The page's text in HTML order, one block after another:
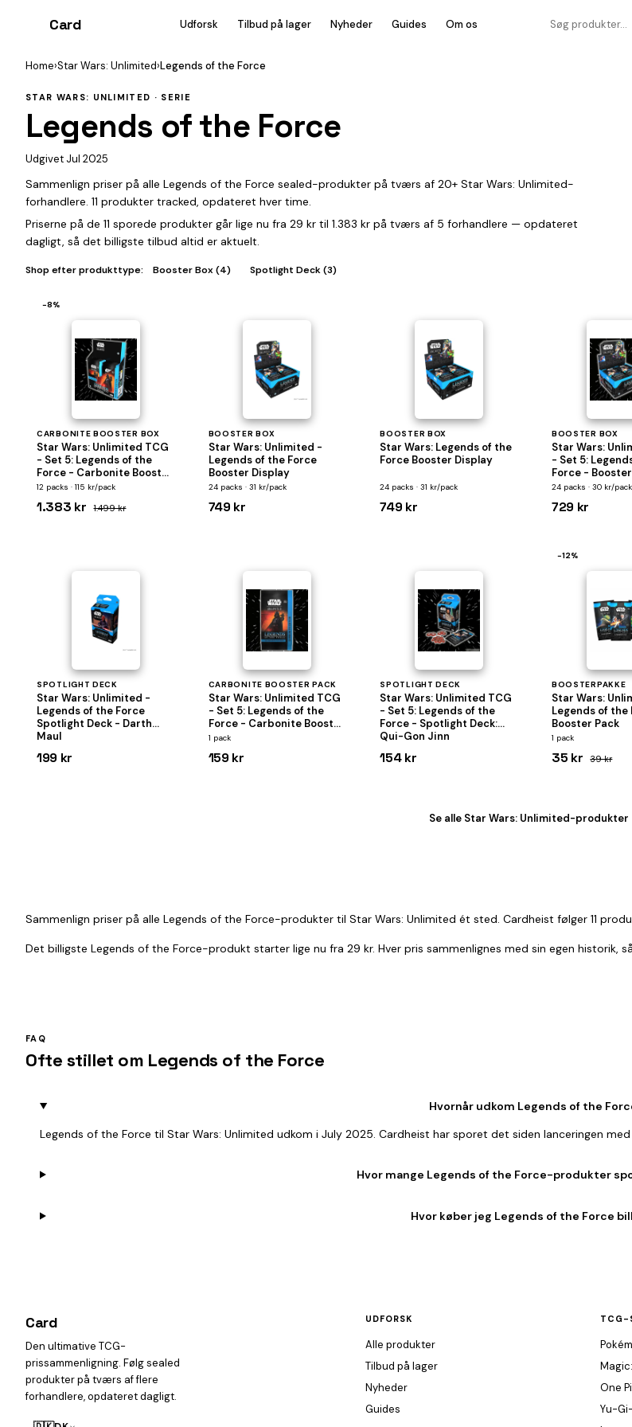
Card Udforsk Tilbud på lager Nyheder Guides Om os
Home›Star Wars: Unlimited›Legends of the Force
STAR WARS: UNLIMITED · SERIE
Legends of the Force
Udgivet Jul 2025
Sammenlign priser på alle Legends of the Force sealed-produkter på tværs af 20+ Star Wars: Unlimited-
forhandlere. 11 produkter tracked, opdateret hver time.
Priserne på de 11 sporede produkter går lige nu fra 29 kr til 1.383 kr på tværs af 5 forhandlere — opdateret
dagligt, så det billigste tilbud altid er aktuelt.
Shop efter produkttype: Booster Box (4) Spotlight Deck (3)
−8%
CARBONITE BOOSTER BOX
Star Wars: Unlimited TCG
- Set 5: Legends of the
Force - Carbonite Booster
Display (Box med 12
12 packs · 115 kr/pack
1.383 kr 1.499 kr
BOOSTER BOX
Star Wars: Unlimited -
Legends of the Force
Booster Display
24 packs · 31 kr/pack
749 kr
BOOSTER BOX
Star Wars: Legends of the
Force Booster Display
24 packs · 31 kr/pack
749 kr
BOOSTER BOX
Star Wars:
- Set 5:
Force -
(Box med 24
24 packs · 30 kr/pack
729 kr
SPOTLIGHT DECK
Star Wars: Unlimited -
Legends of the Force
Spotlight Deck - Darth
Maul
199 kr
CARBONITE BOOSTER PACK
Star Wars: Unlimited TCG
- Set 5: Legends of the
Force - Carbonite Booster
Pack
1 pack
159 kr
SPOTLIGHT DECK
Star Wars: Unlimited TCG
- Set 5: Legends of the
Force - Spotlight Deck:
Qui-Gon Jinn
154 kr
−12%
BOOSTERPAKKE
Star Wars:
Legends of the
Booster Pack
1 pack
35 kr 39 kr
Se alle Star Wars: Unlimited-
Sammenlign priser på alle Legends of the Force-produkter til Star Wars: Unlimited ét sted. Cardheist følger 11
Det billigste Legends of the Force-produkt starter lige nu fra 29 kr. Hver pris sammenlignes med sin egen
FAQ
Ofte stillet om Legends of the Force
Hvornår udkom Legends of the
Legends of the Force til Star Wars: Unlimited udkom i July 2025. Cardheist har sporet det siden lanceringen
Hvor mange Legends of the Force-produkter
Hvor køber jeg Legends of the Force
Card
Den ultimative TCG-
prissammenligning. Følg sealed
produkter på tværs af flere
forhandlere, opdateret dagligt.
UDFORSK
Alle produkter
Tilbud på lager
Nyheder
Guides
TCG-
One
Yu-